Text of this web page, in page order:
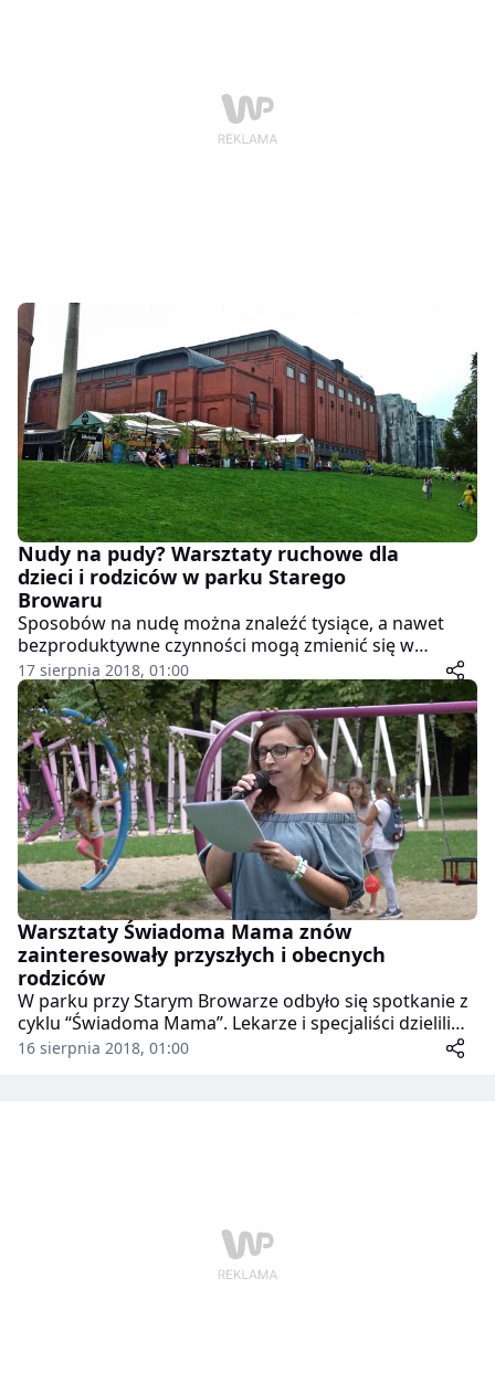
Nudy na pudy? Warsztaty ruchowe dla
dzieci i rodziców w parku Starego
Browaru
Sposobów na nudę można znaleźć tysiące, a nawet
bezproduktywne czynności mogą zmienić się w
kreatywne zajęcia dla najmłodszych i nie tylko oraz
zająć wakacyjny czas najmłodszym.
17 sierpnia 2018, 01:00
Warsztaty Świadoma Mama znów
zainteresowały przyszłych i obecnych
rodziców
W parku przy Starym Browarze odbyło się spotkanie z
cyklu “Świadoma Mama”. Lekarze i specjaliści dzielili
się wiedzą z rodzicami oraz tymi, którzy dopiero
planują macierzyństwo.
16 sierpnia 2018, 01:00